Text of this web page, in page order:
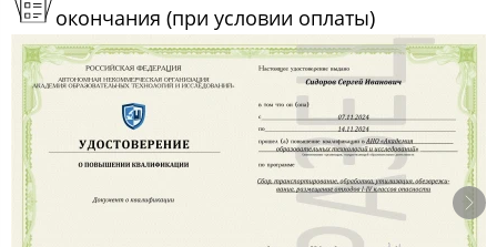
окончания (при условии оплаты)